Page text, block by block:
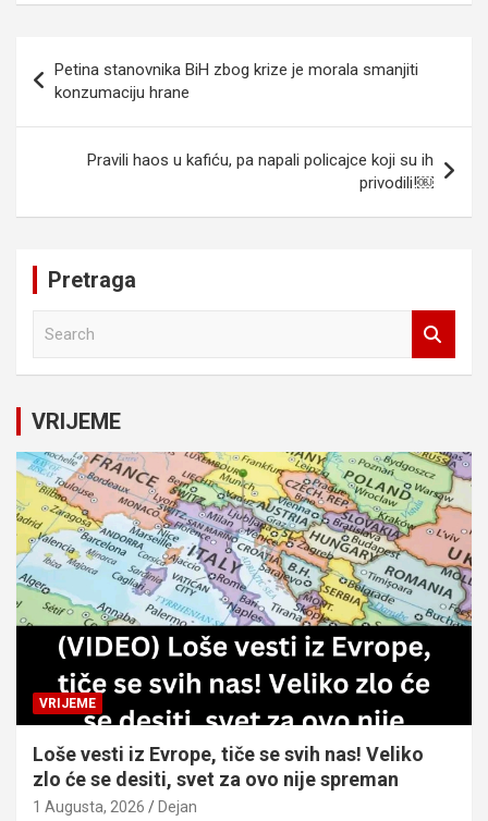
članaka
Petina stanovnika BiH zbog krize je morala smanjiti
konzumaciju hrane
Pravili haos u kafiću, pa napali policajce koji su ih
privodili!￼
Pretraga
c
h
VRIJEME
VRIJEME
Loše vesti iz Evrope, tiče se svih nas! Veliko
zlo će se desiti, svet za ovo nije spreman
1 Augusta, 2026 Dejan